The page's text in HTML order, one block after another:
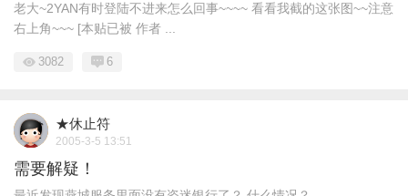
老大~2YAN有时登陆不进来怎么回事~~~~ 看看我截的这张图~~注意
右上角~~~ [本贴已被 作者 ...
3082 6
★休止符
2005-3-5 13:51
需要解疑！